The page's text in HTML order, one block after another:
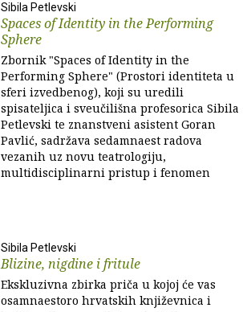
Sibila Petlevski
Spaces of Identity in the Performing
Sphere
Zbornik "Spaces of Identity in the
Performing Sphere" (Prostori identiteta u
sferi izvedbenog), koji su uredili
spisateljica i sveučilišna profesorica Sibila
Petlevski te znanstveni asistent Goran
Pavlić, sadržava sedamnaest radova
vezanih uz novu teatrologiju,
multidisciplinarni pristup i fenomen
Sibila Petlevski
Blizine, nigdine i fritule
Ekskluzivna zbirka priča u kojoj će vas
osamnaestoro hrvatskih književnica i